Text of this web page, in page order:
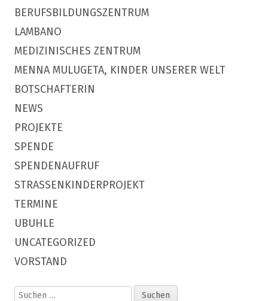
BERUFSBILDUNGSZENTRUM
LAMBANO
MEDIZINISCHES ZENTRUM
MENNA MULUGETA, KINDER UNSERER WELT
BOTSCHAFTERIN
NEWS
PROJEKTE
SPENDE
SPENDENAUFRUF
STRASSENKINDERPROJEKT
TERMINE
UBUHLE
UNCATEGORIZED
VORSTAND
Suchen